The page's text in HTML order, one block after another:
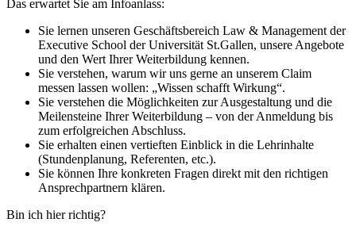
Das erwartet Sie am Infoanlass:
Sie lernen unseren Geschäftsbereich Law & Management der
Executive School der Universität St.Gallen, unsere Angebote
und den Wert Ihrer Weiterbildung kennen.
Sie verstehen, warum wir uns gerne an unserem Claim
messen lassen wollen: „Wissen schafft Wirkung“.
Sie verstehen die Möglichkeiten zur Ausgestaltung und die
Meilensteine Ihrer Weiterbildung – von der Anmeldung bis
zum erfolgreichen Abschluss.
Sie erhalten einen vertieften Einblick in die Lehrinhalte
(Stundenplanung, Referenten, etc.).
Sie können Ihre konkreten Fragen direkt mit den richtigen
Ansprechpartnern klären.
Bin ich hier richtig?